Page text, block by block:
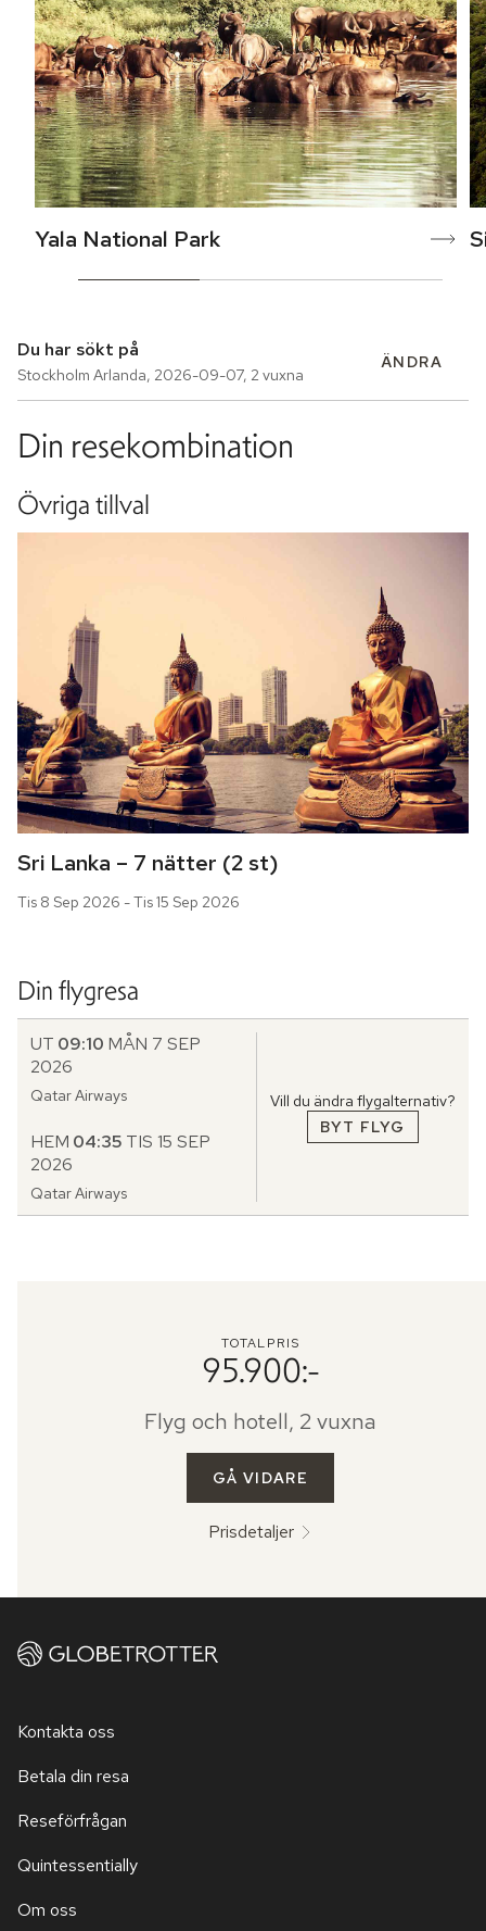
Yala National Park
Du har sökt på
Stockholm Arlanda, 2026-09-07, 2 vuxna
ÄNDRA
Din resekombination
Övriga tillval
Sri Lanka – 7 nätter (2 st)
Tis 8 Sep 2026 - Tis 15 Sep 2026
Din flygresa
UT 09:10 MÅN 7 SEP
2026
Qatar Airways
HEM 04:35 TIS 15 SEP
2026
Qatar Airways
BYT FLYG
Vill du ändra flygalternativ?
TOTALPRIS
95.900:-
Flyg och hotell, 2 vuxna
GÅ VIDARE
Prisdetaljer
Kontakta oss
Betala din resa
Reseförfrågan
Quintessentially
Om oss